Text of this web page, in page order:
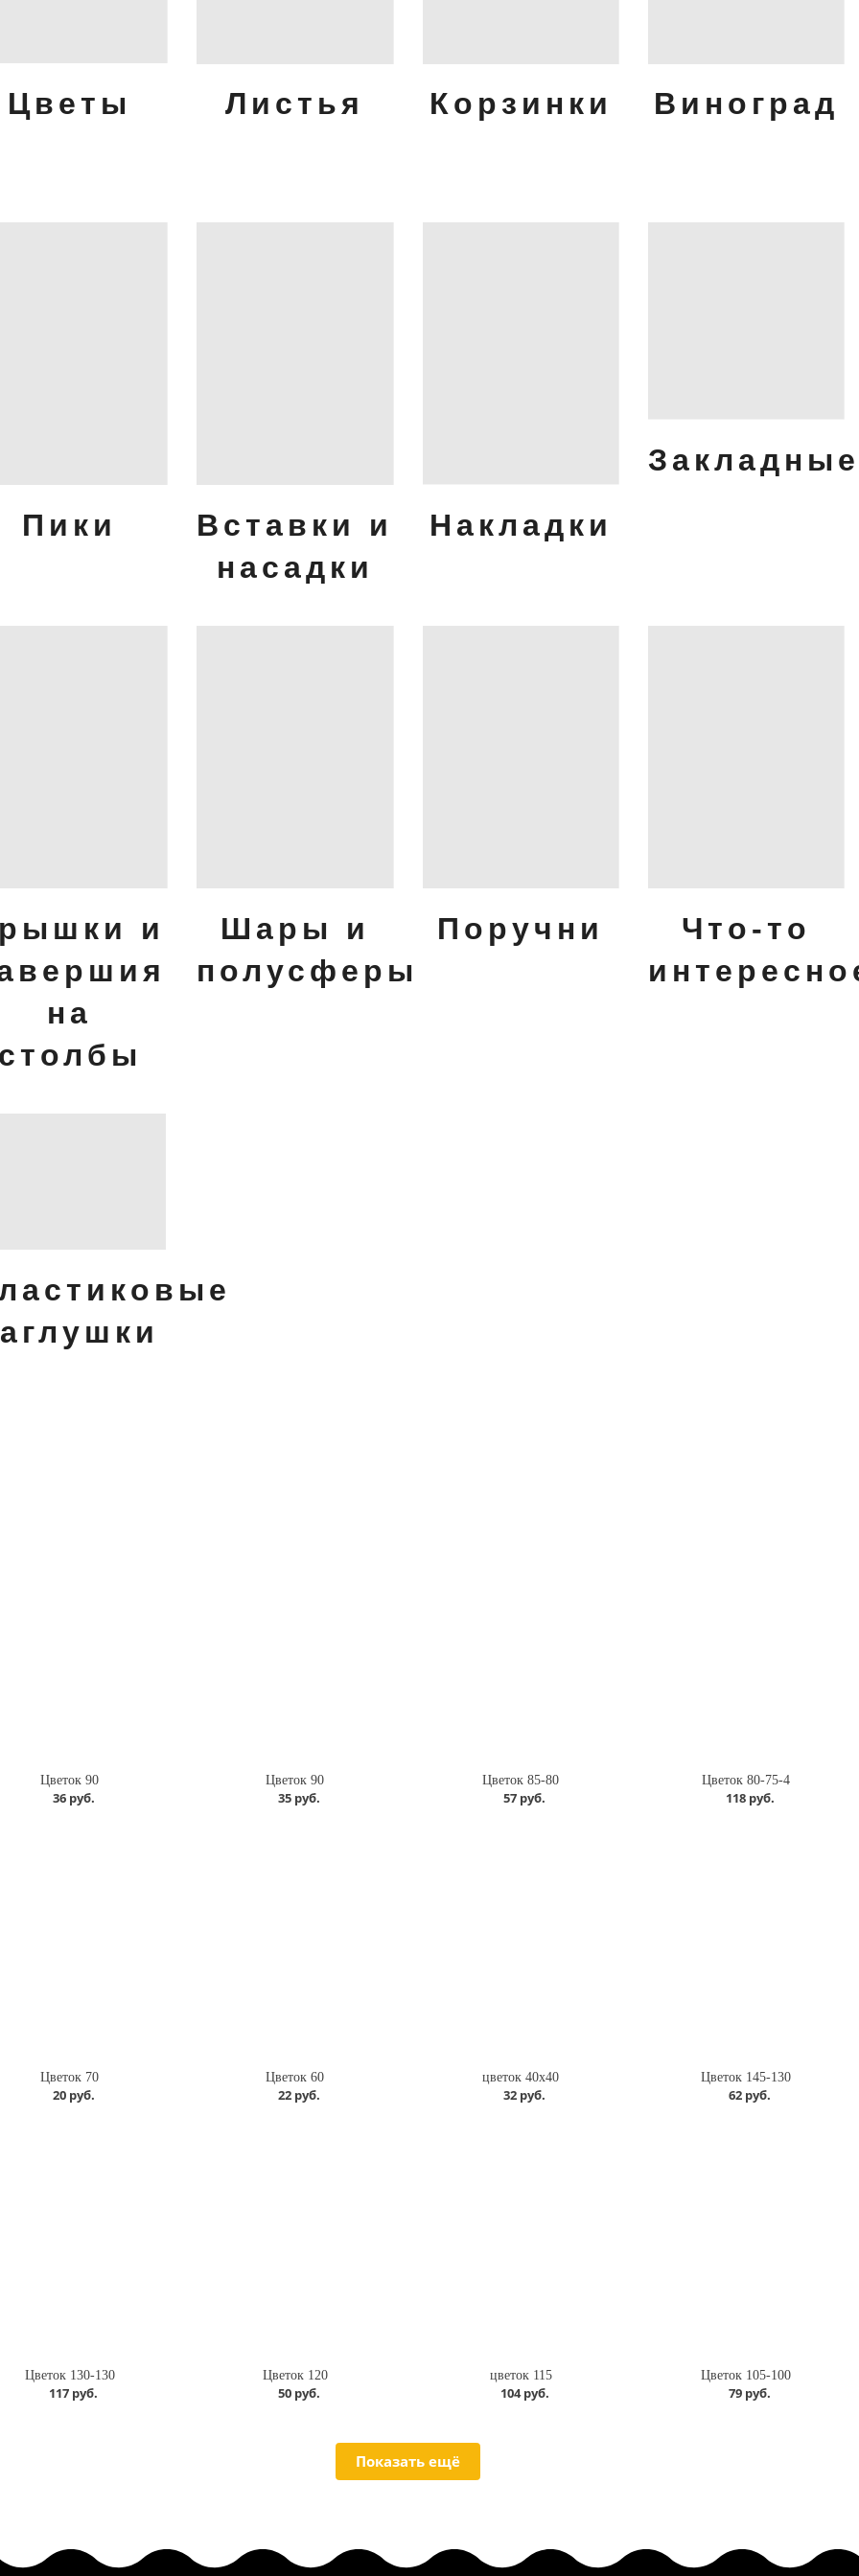
Цветы Листья Корзинки Виноград
Пики
Вставки и
насадки
Накладки
Закладные
и
на
Шары и
полусферы
Поручни
Что-то
Цветок 90
36 руб.
Цветок 90
35 руб.
Цветок 85-80
57 руб.
Цветок 80-75-4
118 руб.
Цветок 70
20 руб.
Цветок 60
22 руб.
цветок 40х40
32 руб.
Цветок 145-130
62 руб.
Цветок 130-130
117 руб.
Цветок 120
50 руб.
цветок 115
104 руб.
Цветок 105-100
79 руб.
Показать ещё